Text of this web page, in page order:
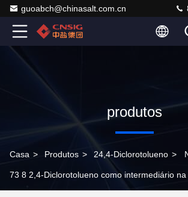
guoabch@chinasalt.com.cn
produtos
Casa > Produtos > 24,4-Diclorotolueno >
73 8 2,4-Diclorotolueno como intermediário